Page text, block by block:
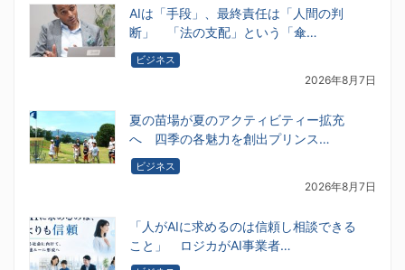
AIは「手段」、最終責任は「人間の判
断」 「法の支配」という「傘…
ビジネス
2026年8月7日
夏の苗場が夏のアクティビティー拡充
へ 四季の各魅力を創出プリンス…
ビジネス
2026年8月7日
「人がAIに求めるのは信頼し相談できる
こと」 ロジカがAI事業者…